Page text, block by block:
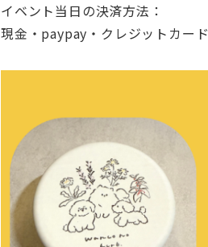
イベント当日の決済方法：
現金・paypay・クレジットカード